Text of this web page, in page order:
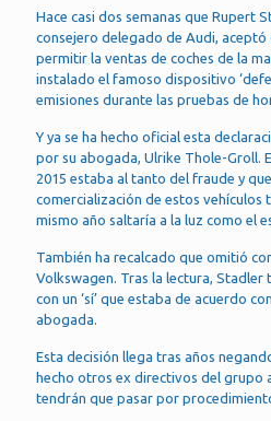
Hace casi dos semanas que Rupert
consejero delegado de Audi,
permitir la ventas de coches de la
instalado el famoso dispositivo
emisiones durante las pruebas de
Y ya se ha hecho oficial esta
por su abogada, Ulrike Thole-Groll.
2015 estaba al tanto del fraude y
comercialización de estos vehículos
mismo año saltaría a la luz como el
También ha recalcado que omitió
Volkswagen. Tras la lectura,
con un ‘sí’ que estaba de acuerdo
abogada.
Esta decisión llega tras años
hecho otros ex directivos del grupo
tendrán que pasar por